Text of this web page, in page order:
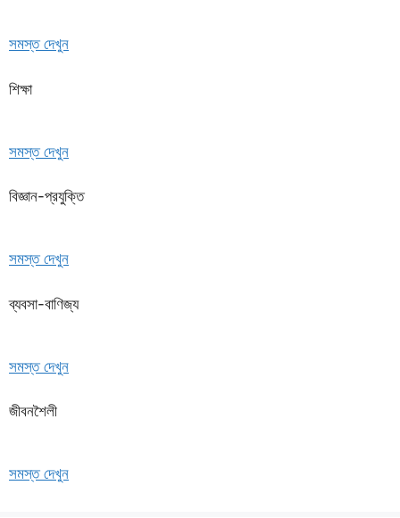
সমস্ত দেখুন
শিক্ষা
সমস্ত দেখুন
বিজ্ঞান-প্রযুক্তি
সমস্ত দেখুন
ব্যবসা-বাণিজ্য
সমস্ত দেখুন
জীবনশৈলী
সমস্ত দেখুন